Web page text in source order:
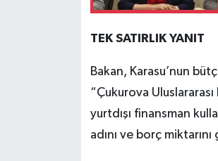
TEK SATIRLIK YANIT
Bakan, Karasu’nun
“Çukurova
yurtdışı finansman
adını ve borç